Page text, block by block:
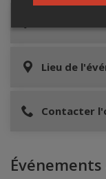
Lieu de
Contacter